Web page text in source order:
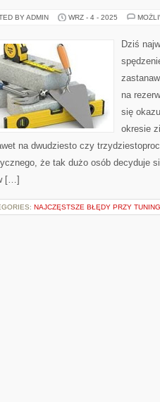
BY ADMIN WRZ - 4 - 2025
Dziś
na
się
okresie
na dwudziesto czy
że tak dużo osób decyduje
[…]
NAJCZĘSTSZE BŁĘDY PRZY